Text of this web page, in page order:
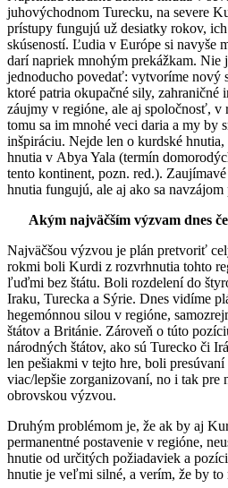
juhovýchodnom Turecku, na severe
prístupy fungujú už desiatky rokov,
skúseností. Ľudia v Európe si navyše
darí napriek mnohým prekážkam. Nie
jednoducho povedať: vytvoríme nový
ktoré patria okupačné sily, zahraničné
záujmy v regióne, ale aj spoločnosť,
tomu sa im mnohé veci daria a my by
inšpiráciu. Nejde len o kurdské
hnutia v Abya Yala (termín
tento kontinent, pozn. red.).
hnutia fungujú, ale aj ako sa navzájom
Akým najväčším výzvam dnes
Najväčšou výzvou je plán pretvoriť
rokmi boli Kurdi z rozvrhnutia tohto
ľuďmi bez štátu. Boli rozdelení do
Iraku, Turecka a Sýrie. Dnes vidíme
hegemónnou silou v regióne,
štátov a Británie. Zároveň o túto
národných štátov, ako sú Turecko či
len pešiakmi v tejto hre, boli
viac/lepšie zorganizovaní, no i tak pre
obrovskou výzvou.
Druhým problémom je, že ak by aj
permanentné postavenie v regióne,
hnutie od určitých požiadaviek a
hnutie je veľmi silné, a verím, že by